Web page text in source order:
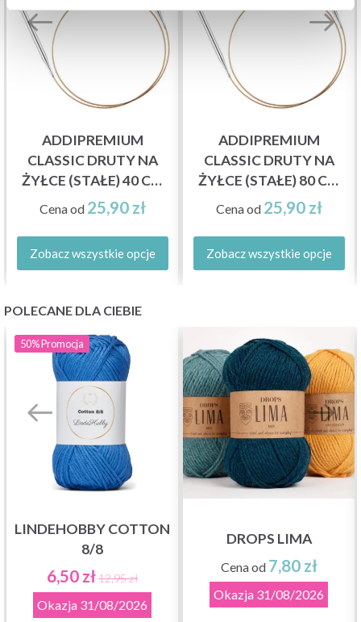
ADDIPREMIUM
CLASSIC DRUTY NA
ŻYŁCE (STAŁE) 40 CM
(2.00–12.00 MM)
Cena od 25,90 zł
Zobacz wszystkie opcje
ADDIPREMIUM
CLASSIC DRUTY NA
ŻYŁCE (STAŁE) 80 CM
(2.00–15.00 MM)
Cena od 25,90 zł
Zobacz wszystkie opcje
POLECANE DLA CIEBIE
50%Promocja
LINDEHOBBY COTTON
8/8
6,50 zł12,95 zł
Okazja 31/08/2026
DROPS LIMA
Cena od 7,80 zł
Okazja 31/08/2026